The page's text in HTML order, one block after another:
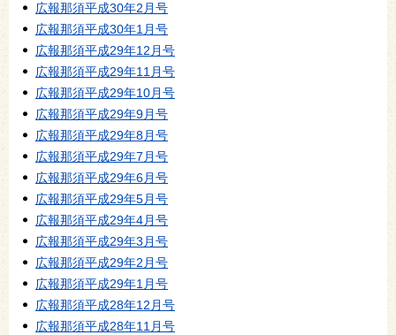
広報那須平成30年2月号
広報那須平成30年1月号
広報那須平成29年12月号
広報那須平成29年11月号
広報那須平成29年10月号
広報那須平成29年9月号
広報那須平成29年8月号
広報那須平成29年7月号
広報那須平成29年6月号
広報那須平成29年5月号
広報那須平成29年4月号
広報那須平成29年3月号
広報那須平成29年2月号
広報那須平成29年1月号
広報那須平成28年12月号
広報那須平成28年11月号